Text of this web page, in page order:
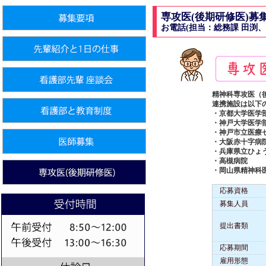
専攻医(後期研修医)募
お電話(担当：総務課 田渕
精神科専攻医（
連携施設は以下
・京都大学医学
・神戸大学医学
・神戸市立医
・大阪赤十字病
・兵庫県立ひ
・高槻病院
・岡山県精神科
応募資格
募集人員
提出書類
応募期間
雇用形態